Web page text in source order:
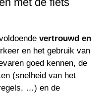
vertrouwd en
en het gebruik van
goed kennen, de
(snelheid van het
…) en de